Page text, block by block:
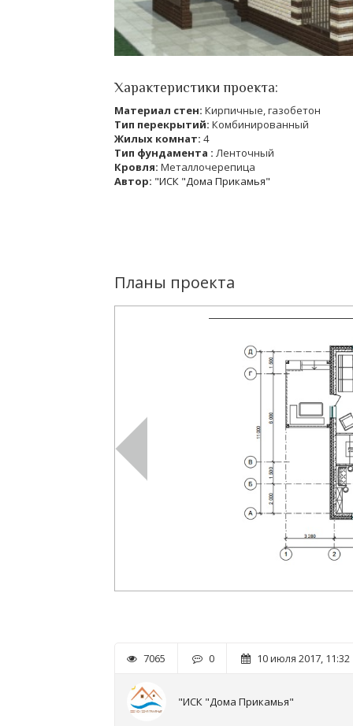
Характеристики проекта:
Материал стен: Кирпичные, газобетон
Тип перекрытий: Комбинированный
Жилых комнат: 4
Тип фундамента : Ленточный
Кровля: Металлочерепица
Автор: "ИСК "Дома Прикамья"
Планы проекта
7065 0 10 июля 2017, 11:32
"ИСК "Дома Прикамья"